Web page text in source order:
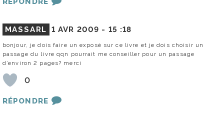
MASSARL 1 AVR 2009 - 15 :18
bonjour, je dois faire un exposé sur ce livre et je dois choisir un
passage du livre qqn pourrait me conseiller pour un passage
d’environ 2 pages? merci
0
RÉPONDRE